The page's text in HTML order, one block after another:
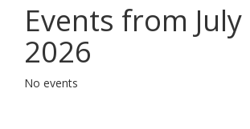
Events from July
2026
No events